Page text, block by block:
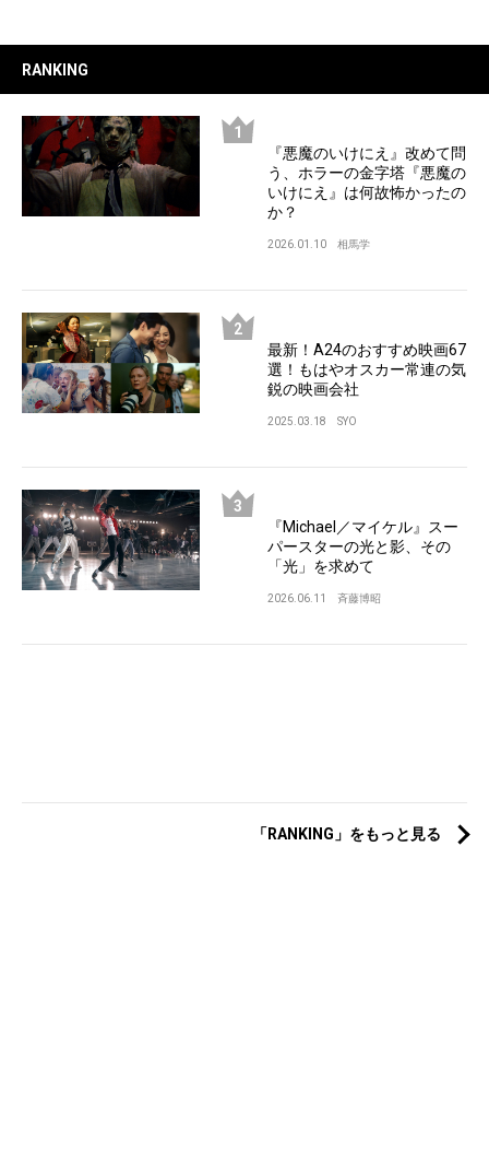
RANKING
『悪魔のいけにえ』改めて問
う、ホラーの金字塔『悪魔の
いけにえ』は何故怖かったの
か？
2026.01.10 相馬学
最新！A24のおすすめ映画67
選！もはやオスカー常連の気
鋭の映画会社
2025.03.18 SYO
『Michael／マイケル』スー
パースターの光と影、その
「光」を求めて
2026.06.11 斉藤博昭
「RANKING」をもっと見る